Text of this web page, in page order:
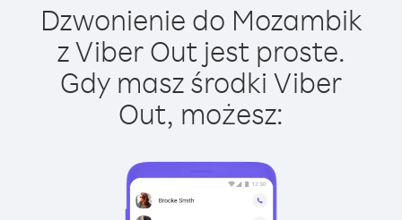
Dzwonienie do Mozambik
z Viber Out jest proste.
Gdy masz środki Viber
Out, możesz: